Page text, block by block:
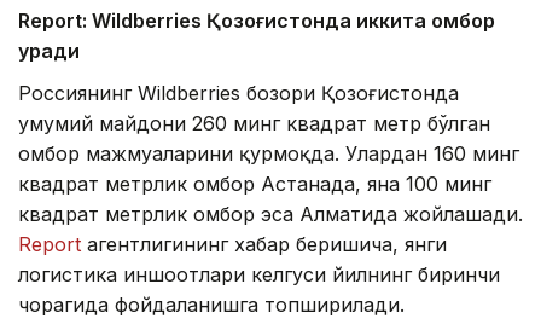
Report: Wildberries Қозоғистонда иккита омбор
қуради
Россиянинг Wildberries бозори Қозоғистонда
умумий майдони 260 минг квадрат метр бўлган
омбор мажмуаларини қурмоқда. Улардан 160 минг
квадрат метрлик омбор Астанада, яна 100 минг
квадрат метрлик омбор эса Алматида жойлашади.
Report агентлигининг хабар беришича, янги
логистика иншоотлари келгуси йилнинг биринчи
чорагида фойдаланишга топширилади.